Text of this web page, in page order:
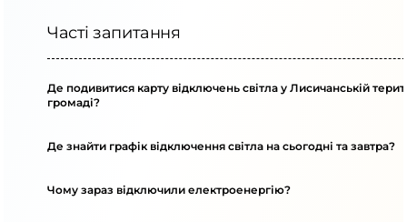
Часті запитання
Де подивитися карту відключень світла у Лисичанській
громаді?
Де знайти графік відключення світла на сьогодні та завтра?
Чому зараз відключили електроенергію?